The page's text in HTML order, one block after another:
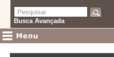
Busca Avançada